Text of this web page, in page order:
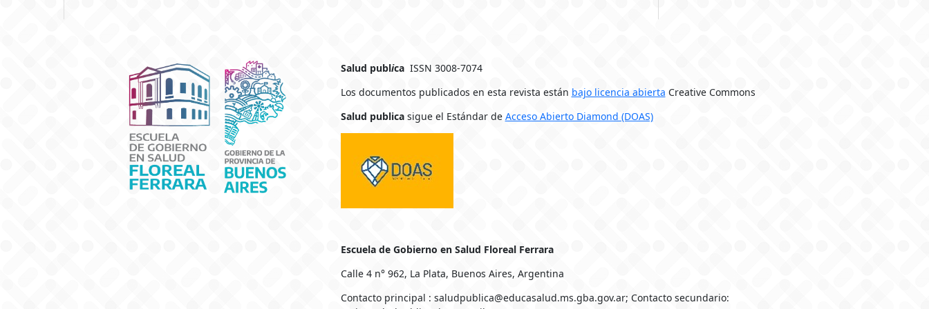
Salud publicaISSN 3008-7074
Los documentos publicados en esta revista están bajo licencia abierta Creative Commons
Salud publicasigue el Estándar de Acceso Abierto Diamond (DOAS)
Escuela de Gobierno en Salud Floreal Ferrara
Calle 4 n° 962, La Plata, Buenos Aires, Argentina
Contacto principal : saludpublica@educasalud.ms.gba.gov.ar; Contacto secundario: